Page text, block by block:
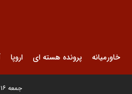
خاورمیانه پرونده هسته ای اروپا
جمعه ۱۶ مرداد ۱۴۰۵